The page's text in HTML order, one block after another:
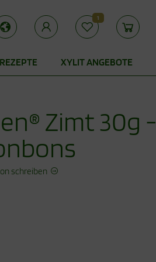
1
REZEPTE XYLIT ANGEBOTE
Zimt 30g -
schreiben